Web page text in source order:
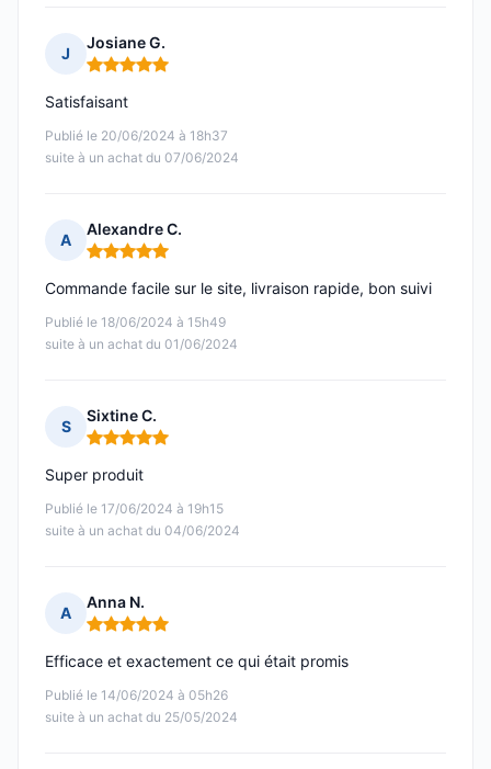
J
Josiane G.
Note : 5 sur 5
Publié le 20/06/2024 à 18h37
suite à un achat du 07/06/2024
Satisfaisant
A
Alexandre C.
Note : 5 sur 5
Publié le 18/06/2024 à 15h49
suite à un achat du 01/06/2024
Commande facile sur le site, livraison rapide, bon suivi
S
Sixtine C.
Note : 5 sur 5
Publié le 17/06/2024 à 19h15
suite à un achat du 04/06/2024
Super produit
A
Anna N.
Note : 5 sur 5
Publié le 14/06/2024 à 05h26
suite à un achat du 25/05/2024
Efficace et exactement ce qui était promis